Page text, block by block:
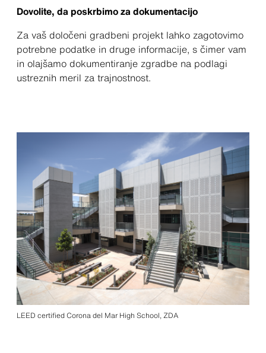
Dovolite, da poskrbimo za dokumentacijo
Za vaš določeni gradbeni projekt lahko zagotovimo
potrebne podatke in druge informacije, s čimer vam
in olajšamo dokumentiranje zgradbe na podlagi
ustreznih meril za trajnostnost.
LEED certified Corona del Mar High School, ZDA